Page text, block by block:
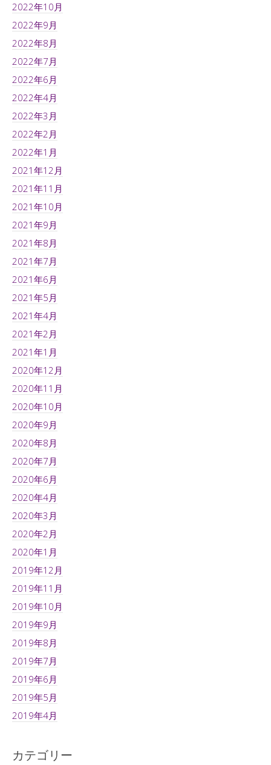
2022年10月
2022年9月
2022年8月
2022年7月
2022年6月
2022年4月
2022年3月
2022年2月
2022年1月
2021年12月
2021年11月
2021年10月
2021年9月
2021年8月
2021年7月
2021年6月
2021年5月
2021年4月
2021年2月
2021年1月
2020年12月
2020年11月
2020年10月
2020年9月
2020年8月
2020年7月
2020年6月
2020年4月
2020年3月
2020年2月
2020年1月
2019年12月
2019年11月
2019年10月
2019年9月
2019年8月
2019年7月
2019年6月
2019年5月
2019年4月
カテゴリー